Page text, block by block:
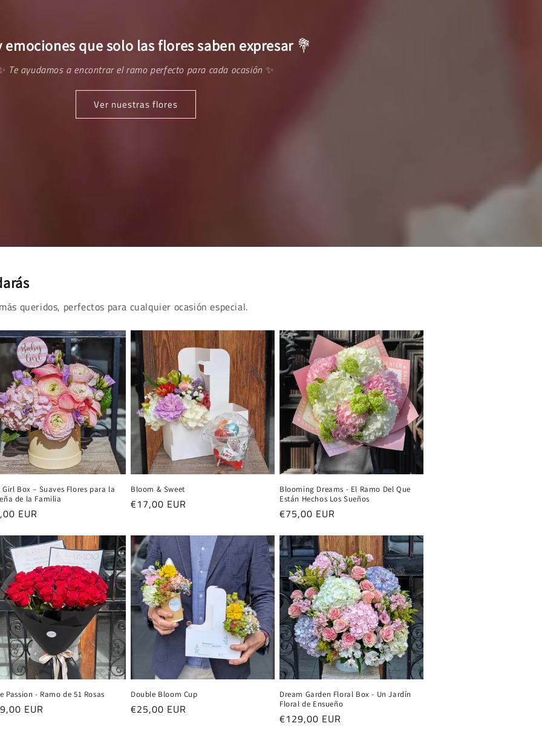
emociones que solo las flores saben expresar💐
Te ayudamos a encontrar el ramo perfecto para cada ocasión✨
Ver nuestras flores
queridos, perfectos para cualquier ocasión especial.
Girl Box – Suaves Flores para la
de la Familia
EUR
Bloom & Sweet
Precio
€17,00 EUR
Blooming Dreams - El Ramo Del Que
Están Hechos Los Sueños
Precio
€75,00 EUR
Passion - Ramo de 51 Rosas
EUR
Double Bloom Cup
Precio
€25,00 EUR
Dream Garden Floral Box - Un Jardín
Floral de Ensueño
Precio
€129,00 EUR